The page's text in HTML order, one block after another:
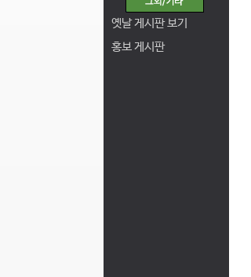
옛날 게시판 보기
홍보 게시판